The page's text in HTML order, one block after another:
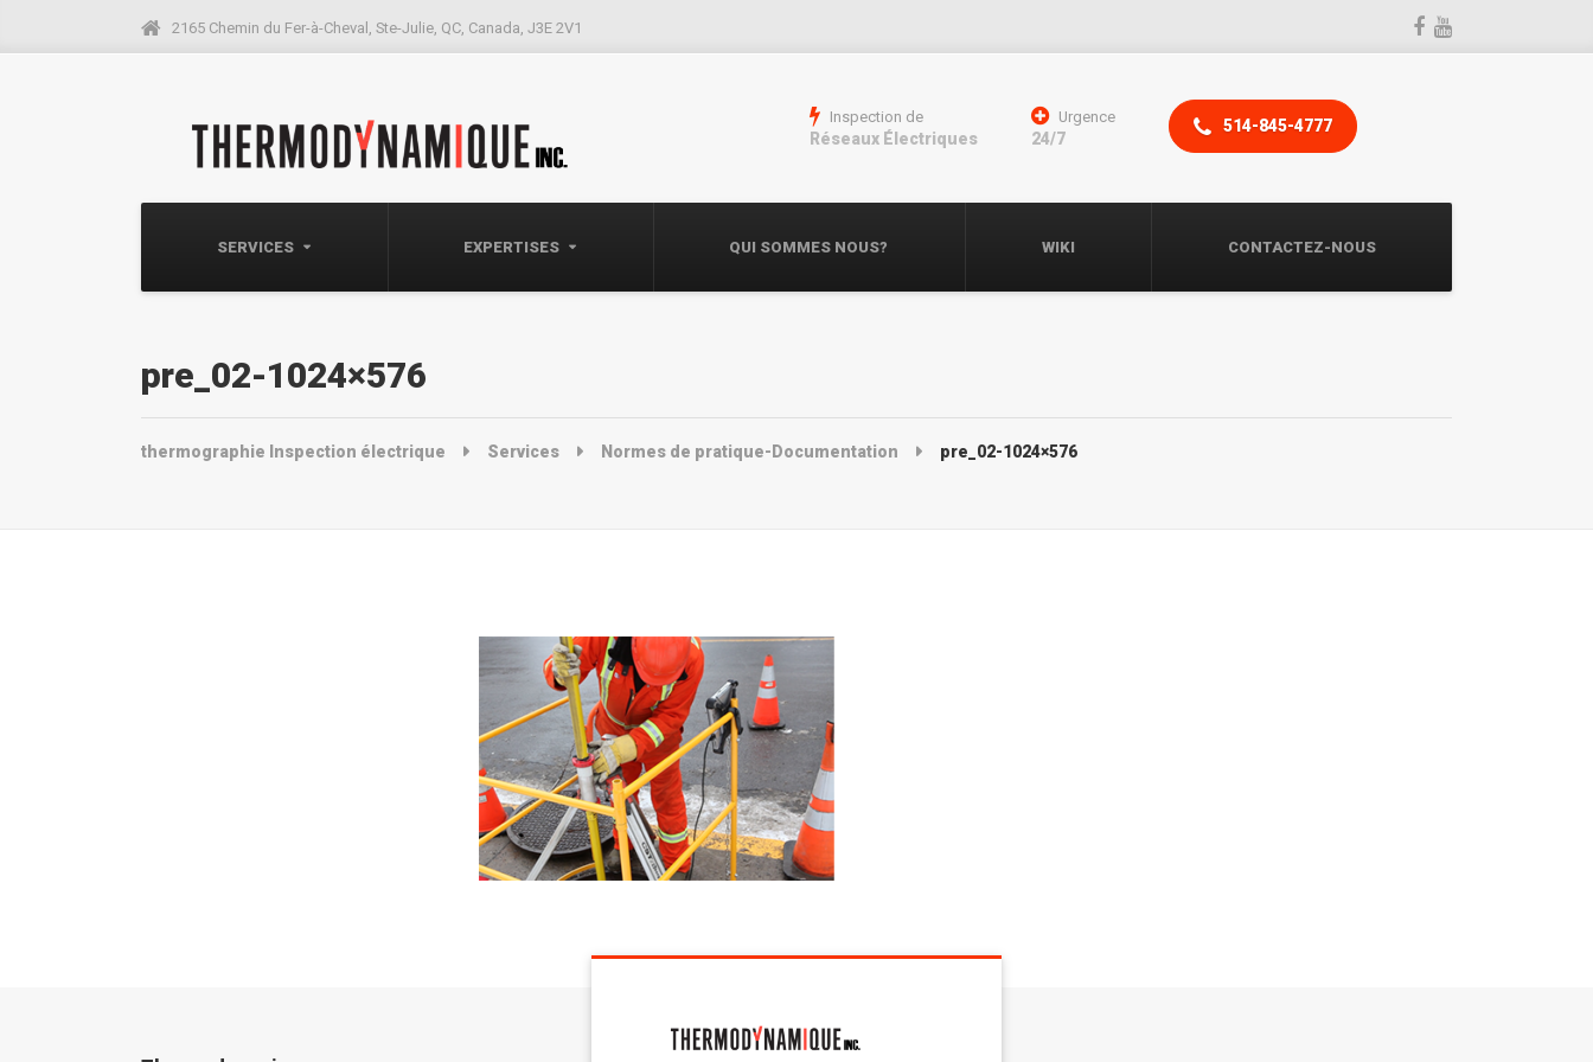
2165 Chemin du Fer-à-Cheval, Ste-Julie, QC, Canada, J3E 2V1
SERVICES EXPERTISES QUI SOMMES NOUS? WIKI CONTACTEZ-NOUS
Inspection de
Réseaux Électriques
Urgence
24/7
514-845-4777
pre_02-1024×576
thermographie Inspection électrique Services Normes de pratique-Documentation pre_02-1024×576